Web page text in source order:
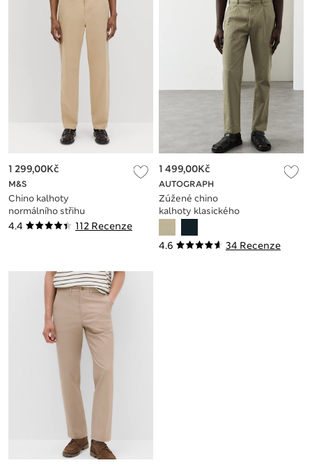
4.4 112 Recenze
M&S
Chino kalhoty
normálního střihu
The Ultimate
1 299,00Kč
4.6 34 Recenze
AUTOGRAPH
Zúžené chino
kalhoty klasického
sklady, s motivem
Dobby
1 499,00Kč